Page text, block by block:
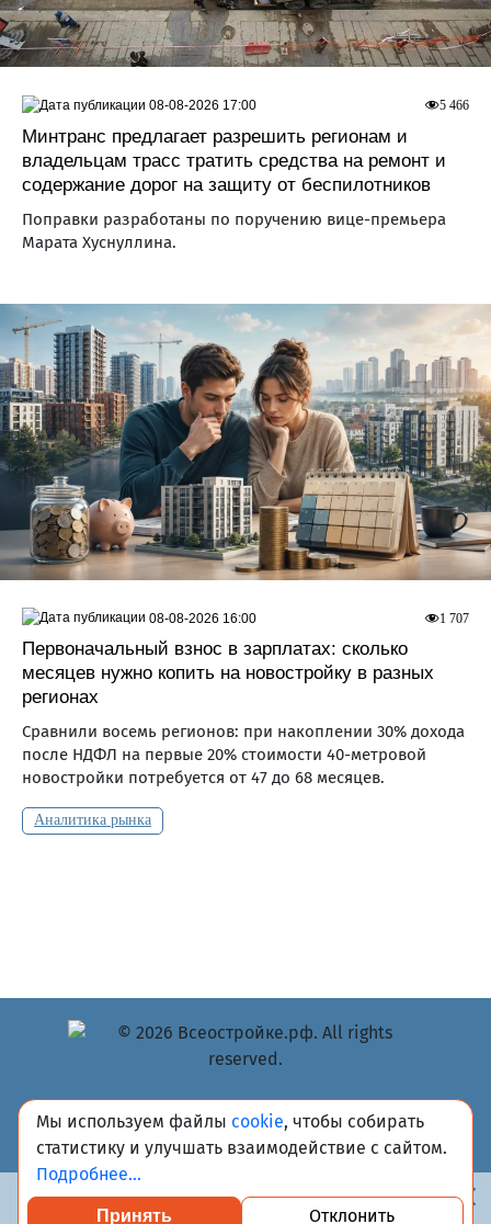
Минтранс предлагает разрешить регионам и
владельцам трасс тратить средства на ремонт и
содержание дорог на защиту от беспилотников
Поправки разработаны по поручению вице-премьера
Марата Хуснуллина.
5 466
08-08-2026 17:00
Первоначальный взнос в зарплатах: сколько
месяцев нужно копить на новостройку в разных
регионах
Сравнили восемь регионов: при накоплении 30% дохода
после НДФЛ на первые 20% стоимости 40-метровой
новостройки потребуется от 47 до 68 месяцев.
Аналитика рынка
1 707
08-08-2026 16:00
Посмотреть каталог проверенных квартир
© Учредитель: Индивидуальный предприниматель
Опрышко Светлана Александровна, 2018-2026.
Сообщения и материалы сетевого издания «Всё о
стройке» (зарегистрировано Федеральной службой по
надзору в сфере связи, информационных технологий и
массовых коммуникаций (Роскомнадзор) 13.03.2023 за
Мы используем файлы cookie, чтобы собирать
статистику и улучшать взаимодействие с сайтом.
Подробнее...
Принять Отклонить